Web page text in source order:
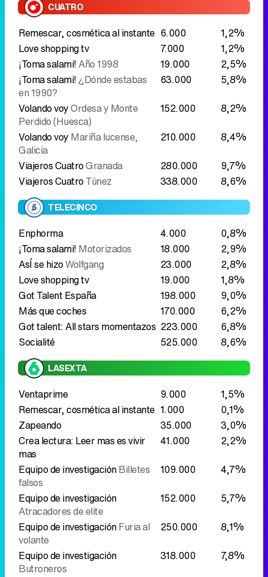
CUATRO
Remescar, cosmética al instante 6.000
1,2%
Love shopping tv
7.000
1,2%
¡Toma salami!Año 1998 19.000
2,5%
¡Toma salami!¿Dónde estabas
en 1990?
63.000
5,8%
Volando voyOrdesa y Monte
Perdido (Huesca)
152.000
8,2%
Volando voy Mariña lucense,
Galicia
210.000
8,4%
Viajeros CuatroGranada 280.000
9,7%
Viajeros CuatroTúnez 338.000 8,6%
TELECINCO
Enphorma 4.000
0,8%
¡Toma salami! Motorizados 18.000
2,9%
AsÍ se hizoWolfgang 23.000
2,8%
Love shopping tv
19.000
1,8%
Got Talent España
198.000
9,0%
Más que coches
170.000
6,2%
Got talent: All stars momentazos 223.000
6,8%
Socialité
525.000 8,6%
LASEXTA
Ventaprime 9.000
1,5%
Remescar, cosmética al instante 1.000
0,1%
Zapeando
35.000
3,0%
Crea lectura: Leer mas es vivir
mas
41.000
2,2%
Equipo de investigaciónBilletes
falsos
109.000
4,7%
Equipo de investigación
Atracadores de elite
152.000
5,7%
Equipo de investigaciónFuria al
volante
250.000
8,1%
Equipo de investigación
Butroneros
318.000 7,8%